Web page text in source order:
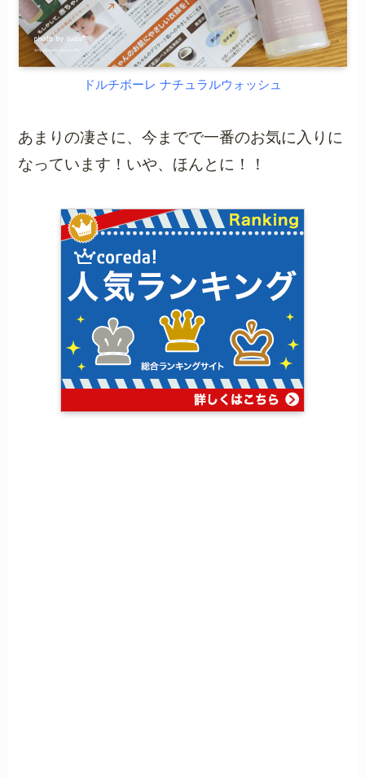
ドルチボーレ ナチュラルウォッシュ
あまりの凄さに、今までで一番のお気に入りに
なっています！いや、ほんとに！！